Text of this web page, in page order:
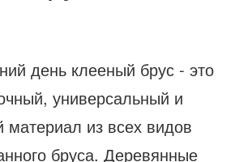
день клееный брус - это
универсальный и
из всех видов
бруса. Деревянные